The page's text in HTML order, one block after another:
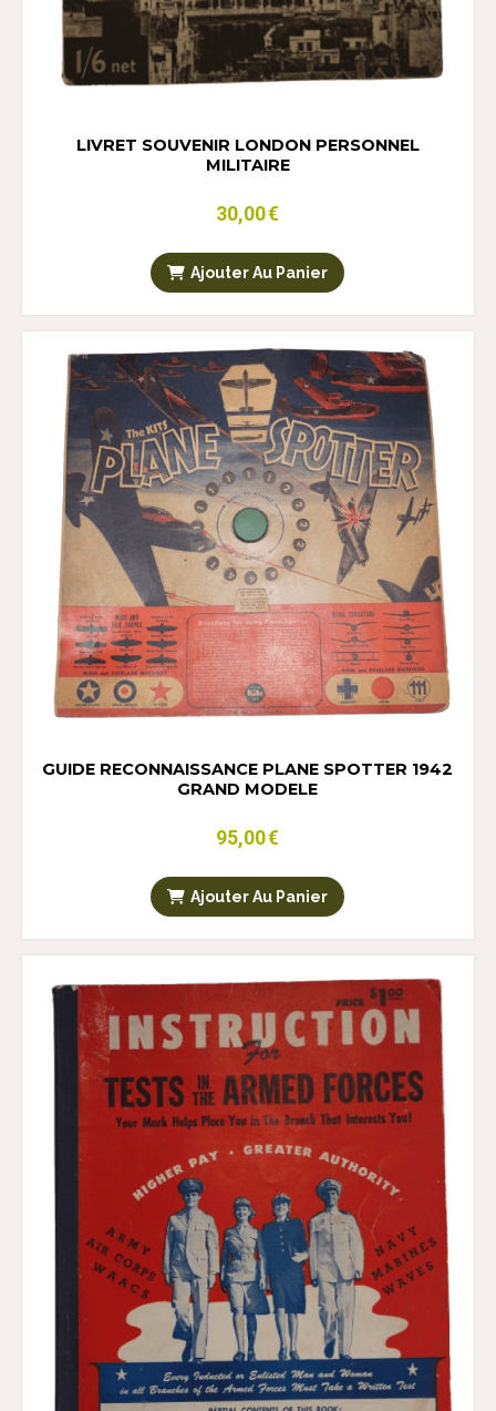
LIVRET SOUVENIR LONDON PERSONNEL
MILITAIRE
30,00€
Ajouter Au Panier
GUIDE RECONNAISSANCE PLANE SPOTTER 1942
GRAND MODELE
95,00€
Ajouter Au Panier